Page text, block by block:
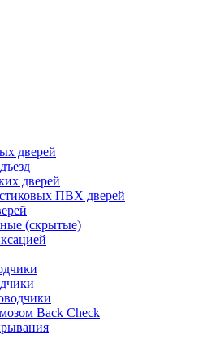
дверей
дверей
ПВХ дверей
(скрытые)
Back Check